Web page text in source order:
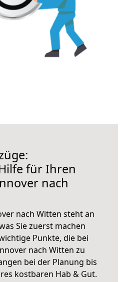
für Ihren
nach
nach Witten steht an
Sie zuerst machen
Punkte, die bei
nach Witten zu
bei der Planung bis
kostbaren Hab & Gut.